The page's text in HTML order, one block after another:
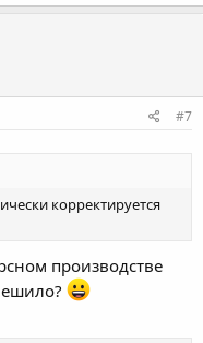
#7
корректируется
производстве